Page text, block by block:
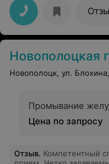
Новополоцкая городская
Новополоцк, ул.
Промывание
Цена по запросу
Отзыв. Компетентный